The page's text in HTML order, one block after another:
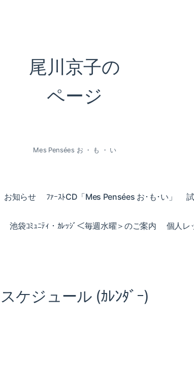
尾川京子の
ページ
Mes Pensées お ・ も ・ い
お知らせ ﾌｧｰｽﾄCD「Mes Pensées お･も･い」
池袋ｺﾐｭﾆﾃｨ・ｶﾚｯｼﾞ＜毎週水曜＞のご案内 個人レ
スケジュール (ｶﾚﾝﾀﾞｰ)